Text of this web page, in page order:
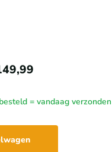
= vandaag verzonden